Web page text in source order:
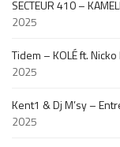
SECTEUR 410 –
2025
Tidem – KOLÉ ft.
2025
Kent1 & Dj M’sy –
2025